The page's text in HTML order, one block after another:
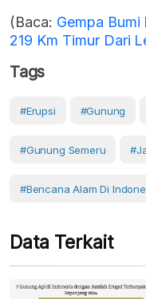
(Baca: Gempa
219 Km Timur Dari
Tags
#erupsi #Gunung
#Gunung Semeru
#Bencana Alam Di
Data Terkait